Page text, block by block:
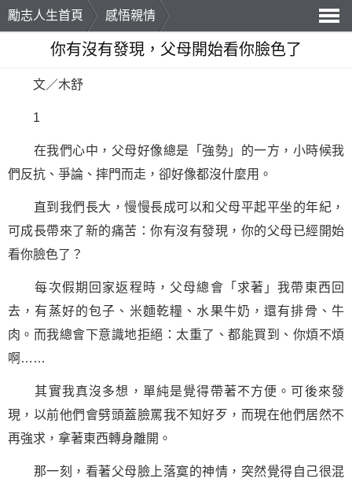
勵志人生首頁
感悟親情
導
你有沒有發現，父母開始看你臉色了
文／木舒
1
在我們心中，父母好像總是「強勢」的一方，小時候我
們反抗、爭論、摔門而走，卻好像都沒什麼用。
直到我們長大，慢慢長成可以和父母平起平坐的年紀，
可成長帶來了新的痛苦：你有沒有發現，你的父母已經開始
看你臉色了？
每次假期回家返程時，父母總會「求著」我帶東西回
去，有蒸好的包子、米麵乾糧、水果牛奶，還有排骨、牛
肉。而我總會下意識地拒絕：太重了、都能買到、你煩不煩
啊……
其實我真沒多想，單純是覺得帶著不方便。可後來發
現，以前他們會劈頭蓋臉罵我不知好歹，而現在他們居然不
再強求，拿著東西轉身離開。
那一刻，看著父母臉上落寞的神情，突然覺得自己很混